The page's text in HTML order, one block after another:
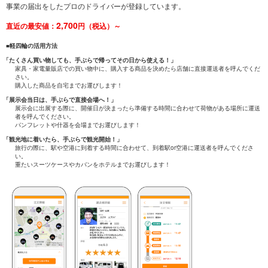
事業の届出をしたプロのドライバーが登録しています。
直近の最安値： 2,700円（税込）～
■軽四輪の活用方法
「たくさん買い物しても、手ぶらで帰ってその日から使える！」
家具・家電量販店での買い物中に、購入する商品を決めたら店舗に直接運送者を呼んでくだ
さい。
購入した商品を自宅までお運びします！
「展示会当日は、手ぶらで直接会場へ！」
展示会に出展する際に、開催日が決まったら準備する時間に合わせて荷物がある場所に運送
者を呼んでください。
パンフレットや什器を会場までお運びします！
「観光地に着いたら、手ぶらで観光開始！」
旅行の際に、駅や空港に到着する時間に合わせて、到着駅or空港に運送者を呼んでくださ
い。
重たいスーツケースやカバンをホテルまでお運びします！